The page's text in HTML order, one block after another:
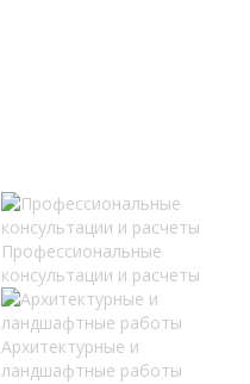
Профессиональные
консультации и расчеты
Архитектурные и
ландшафтные работы